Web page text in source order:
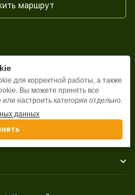
маршрут
для корректной работы, а также
Вы можете принять все
настроить категории отдельно.
данных